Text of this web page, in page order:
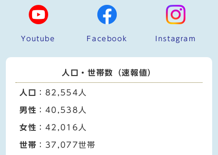
Youtube Facebook Instagram
人口・世帯数（速報値）
人口 ：82,554人
男性 ：40,538人
女性 ：42,016人
世帯 ：37,077世帯